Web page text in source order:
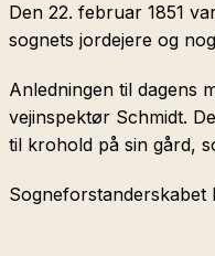
Den 22. februar 1851
sognets jordejere og
Anledningen til dagens
vejinspektør Schmidt.
til krohold på sin gård,
Sogneforstanderskabet